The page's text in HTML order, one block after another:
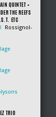
QUINTET +
THE REEFS
ETC
Rossignol-
TRIO